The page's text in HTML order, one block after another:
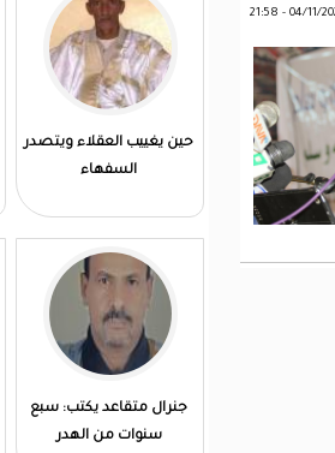
حين يغييب العقلاء ويتصدر
السفهاء
جنرال متقاعد يكتب: سبع
سنوات من الهدر